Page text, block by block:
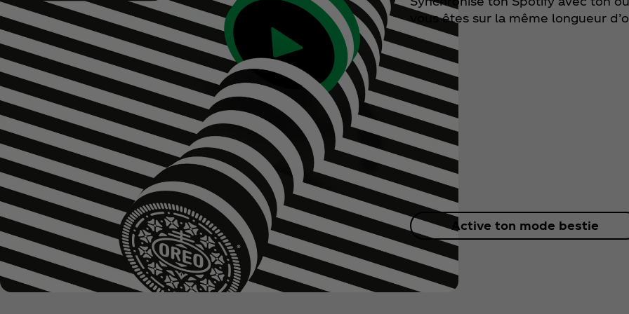
vous êtes sur la même longueur
Active ton mode bestie